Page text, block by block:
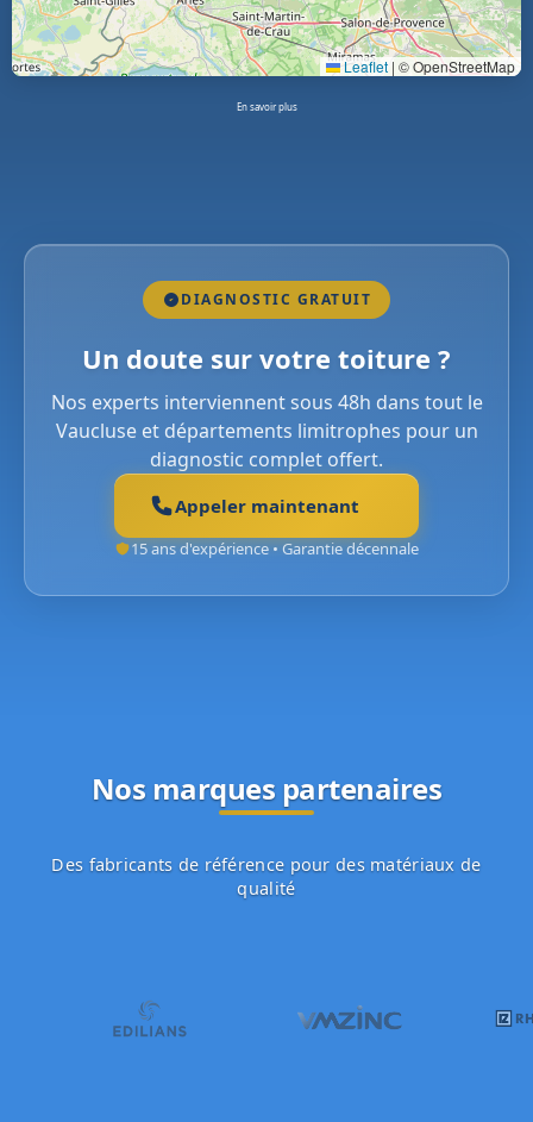
Leaflet | © OpenStreetMap
En savoir plus
DIAGNOSTIC GRATUIT
Un doute sur votre toiture ?
Nos experts interviennent sous 48h dans tout le
Vaucluse et départements limitrophes pour un
diagnostic complet offert.
Appeler maintenant
15 ans d'expérience • Garantie décennale
Nos marques partenaires
Des fabricants de référence pour des matériaux de
qualité